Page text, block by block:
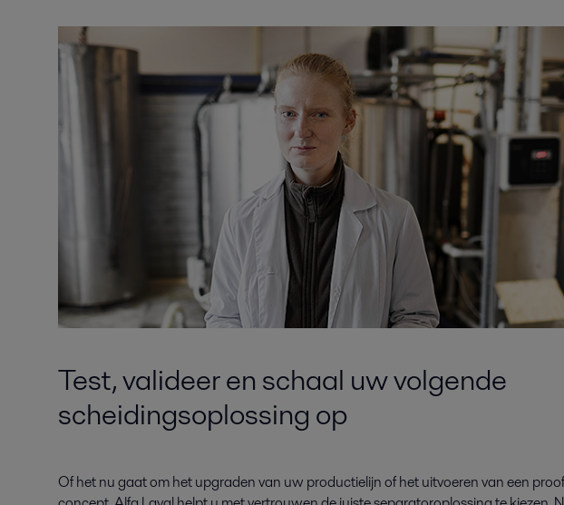
Test, valideer en schaal uw volgende
scheidingsoplossing op
Of het nu gaat om het upgraden van uw productielijn of het uitvoeren van een